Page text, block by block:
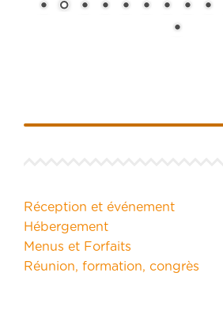
Réception et événement
Hébergement
Menus et Forfaits
Réunion, formation, congrès